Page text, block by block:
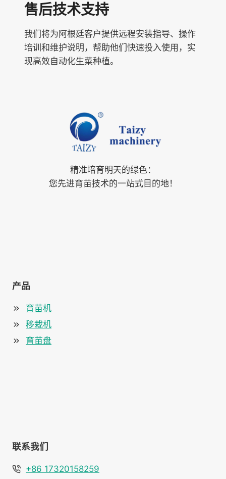
售后技术支持
我们将为阿根廷客户提供远程安装指导、操作
培训和维护说明，帮助他们快速投入使用，实
现高效自动化生菜种植。
精准培育明天的绿色：
您先进育苗技术的一站式目的地！
产品
育苗机
移栽机
育苗盘
联系我们
+86 17320158259